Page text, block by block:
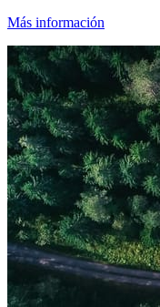
Más información